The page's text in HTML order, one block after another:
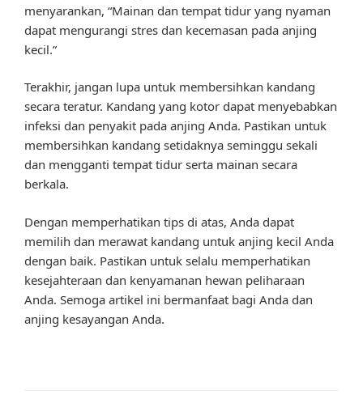
menyarankan, “Mainan dan tempat tidur yang nyaman
dapat mengurangi stres dan kecemasan pada anjing
kecil.”
Terakhir, jangan lupa untuk membersihkan kandang
secara teratur. Kandang yang kotor dapat menyebabkan
infeksi dan penyakit pada anjing Anda. Pastikan untuk
membersihkan kandang setidaknya seminggu sekali
dan mengganti tempat tidur serta mainan secara
berkala.
Dengan memperhatikan tips di atas, Anda dapat
memilih dan merawat kandang untuk anjing kecil Anda
dengan baik. Pastikan untuk selalu memperhatikan
kesejahteraan dan kenyamanan hewan peliharaan
Anda. Semoga artikel ini bermanfaat bagi Anda dan
anjing kesayangan Anda.